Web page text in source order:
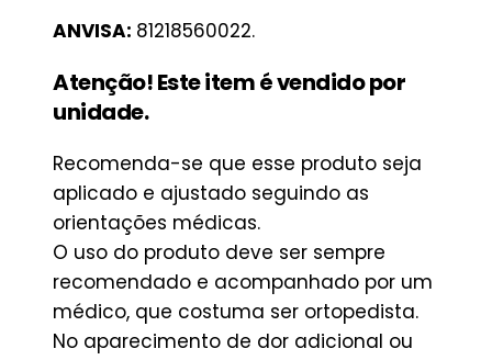
ANVISA: 81218560022.
Atenção! Este item é vendido por
unidade.
Recomenda-se que esse produto seja
aplicado e ajustado seguindo as
orientações médicas.
O uso do produto deve ser sempre
recomendado e acompanhado por um
médico, que costuma ser ortopedista.
No aparecimento de dor adicional ou